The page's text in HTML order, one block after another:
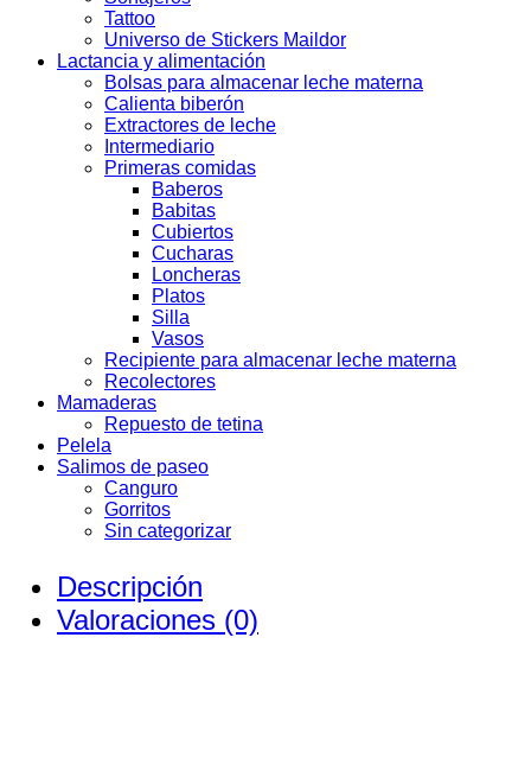
Tattoo
Universo de Stickers Maildor
Lactancia y alimentación
Bolsas para almacenar leche materna
Calienta biberón
Extractores de leche
Intermediario
Primeras comidas
Baberos
Babitas
Cubiertos
Cucharas
Loncheras
Platos
Silla
Vasos
Recipiente para almacenar leche materna
Recolectores
Mamaderas
Repuesto de tetina
Pelela
Salimos de paseo
Canguro
Gorritos
Sin categorizar
Descripción
Valoraciones (0)